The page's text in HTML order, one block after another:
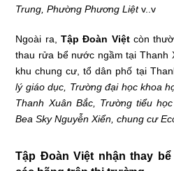
Trung, Phường Phương Liệtv..v
Ngoài ra, Tập Đoàn Việtcòn
thau rửa bể nước ngầm tại Thanh
khu chung cư, tổ dân phố tại
lý giáo dục, Trường đại học khoa
Thanh Xuân Bắc, Trường tiểu
Bea Sky Nguyễn Xiển, chung cư
Tập Đoàn Việt nhận thay